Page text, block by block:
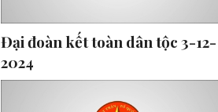
Đại đoàn kết toàn dân tộc 3-12-
2024